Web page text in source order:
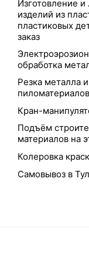
Изготовление и
изделий из
пластиковых
заказ
обработка
Резка металла
пиломатериалов
Кран-
Подъём
материалов на
Колеровка
Самовывоз в